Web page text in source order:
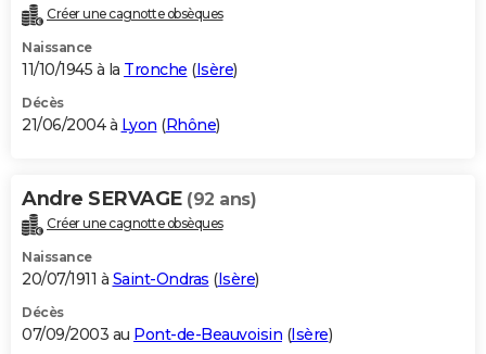
Créer une cagnotte obsèques
Naissance
11/10/1945 à la Tronche (Isère)
Décès
21/06/2004 à Lyon (Rhône)
Andre SERVAGE (92 ans)
Créer une cagnotte obsèques
Naissance
20/07/1911 à Saint-Ondras (Isère)
Décès
07/09/2003 au Pont-de-Beauvoisin (Isère)